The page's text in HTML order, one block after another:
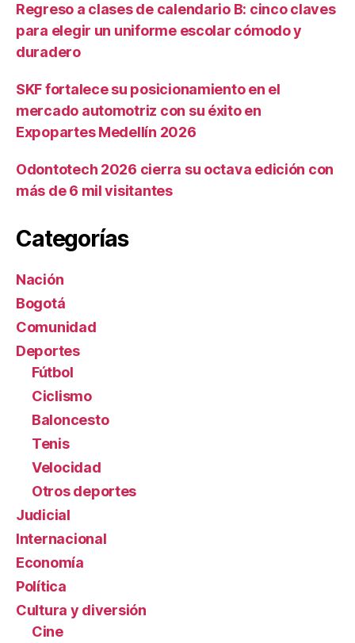
Regreso a clases de calendario B: cinco claves
para elegir un uniforme escolar cómodo y
duradero
SKF fortalece su posicionamiento en el
mercado automotriz con su éxito en
Expopartes Medellín 2026
Odontotech 2026 cierra su octava edición con
más de 6 mil visitantes
Categorías
Nación
Bogotá
Comunidad
Deportes
Fútbol
Ciclismo
Baloncesto
Tenis
Velocidad
Otros deportes
Judicial
Internacional
Economía
Política
Cultura y diversión
Cine